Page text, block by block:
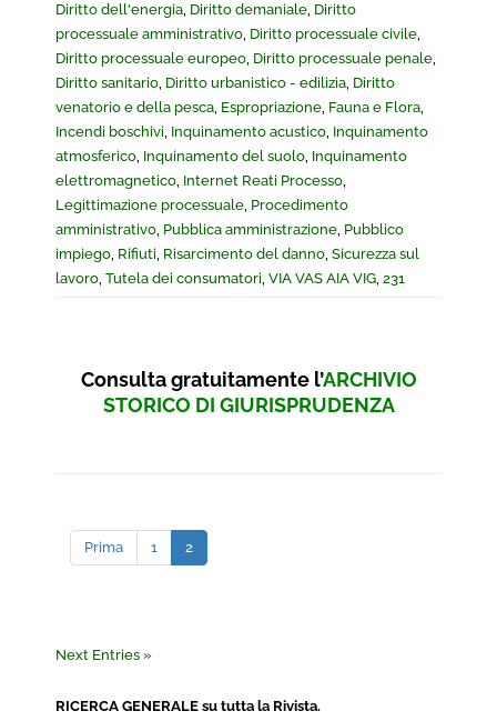
Diritto dell'energia, Diritto demaniale, Diritto
processuale amministrativo, Diritto processuale civile,
Diritto processuale europeo, Diritto processuale penale,
Diritto sanitario, Diritto urbanistico - edilizia, Diritto
venatorio e della pesca, Espropriazione, Fauna e Flora,
Incendi boschivi, Inquinamento acustico, Inquinamento
atmosferico, Inquinamento del suolo, Inquinamento
elettromagnetico, Internet Reati Processo,
Legittimazione processuale, Procedimento
amministrativo, Pubblica amministrazione, Pubblico
impiego, Rifiuti, Risarcimento del danno, Sicurezza sul
lavoro, Tutela dei consumatori, VIA VAS AIA VIG, 231
Consulta gratuitamente l’ARCHIVIO
STORICO DI GIURISPRUDENZA
Prima 1 2
Next Entries »
RICERCA GENERALE su tutta la Rivista.